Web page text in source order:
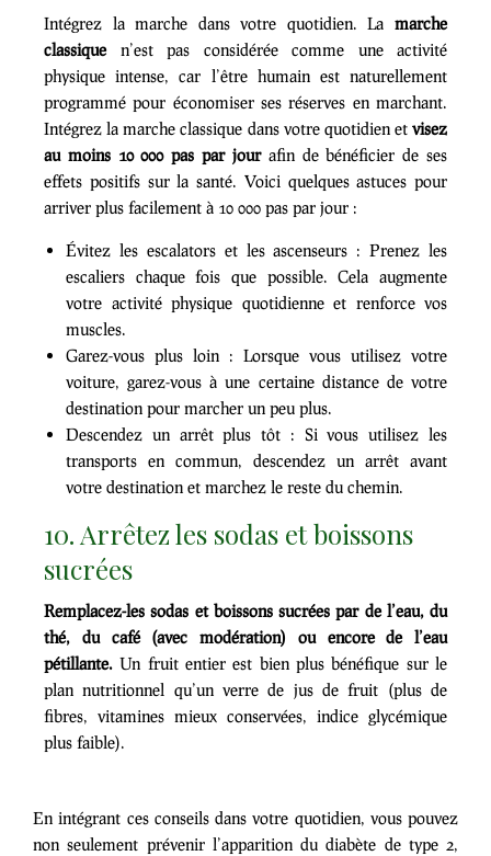
Intégrez la marche dans votre quotidien. La marche
classiquen’est pas considérée comme une activité
physique intense, car l’être humain est naturellement
programmé pour économiser ses réserves en marchant.
Intégrez la marche classique dans votre quotidien et visez
au moins 10 000 pas par jourafin de bénéficier de ses
effets positifs sur la santé. Voici quelques astuces pour
arriver plus facilement à 10 000 pas par jour :
Évitez les escalators et les ascenseurs : Prenez les
escaliers chaque fois que possible. Cela augmente
votre activité physique quotidienne et renforce vos
muscles.
Garez-vous plus loin : Lorsque vous utilisez votre
voiture, garez-vous à une certaine distance de votre
destination pour marcher un peu plus.
Descendez un arrêt plus tôt : Si vous utilisez les
transports en commun, descendez un arrêt avant
votre destination et marchez le reste du chemin.
10. Arrêtez les sodas et boissons
sucrées
Remplacez-les sodas et boissons sucrées par de l’eau, du
thé, du café (avec modération) ou encore de l’eau
pétillante. Un fruit entier est bien plus bénéfique sur le
plan nutritionnel qu’un verre de jus de fruit (plus de
fibres, vitamines mieux conservées, indice glycémique
plus faible).
En intégrant ces conseils dans votre quotidien, vous pouvez
non seulement prévenir l’apparition du diabète de type 2,